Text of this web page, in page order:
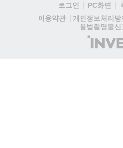
로그인 PC화면
이용약관
개인정보처리방
불법촬영물신
(주)
인